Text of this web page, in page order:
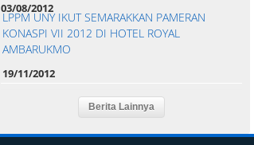
03/08/2012
LPPM UNY IKUT SEMARAKKAN PAMERAN
KONASPI VII 2012 DI HOTEL ROYAL
AMBARUKMO
19/11/2012